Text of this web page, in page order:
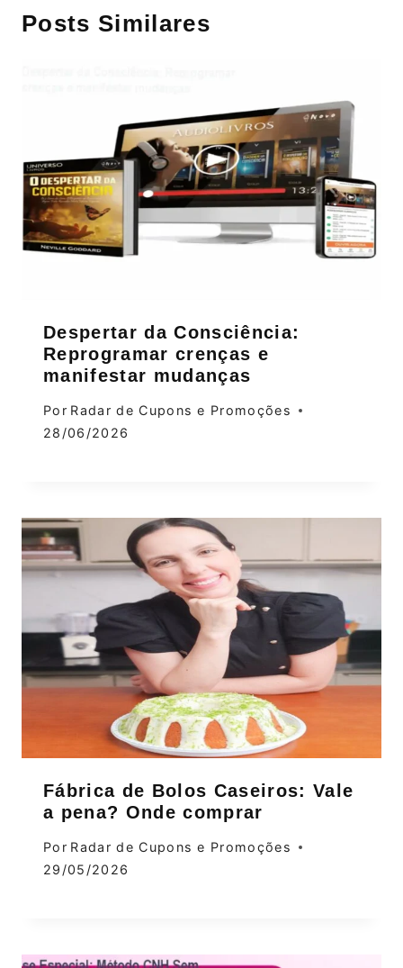
Posts Similares
Despertar da Consciência:
Reprogramar crenças e
manifestar mudanças
Por Radar de Cupons e Promoções
28/06/2026
Fábrica de Bolos Caseiros: Vale
a pena? Onde comprar
Por Radar de Cupons e Promoções
29/05/2026